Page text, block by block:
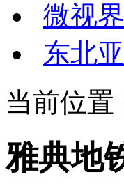
微视界
东北
当前位置
雅典地